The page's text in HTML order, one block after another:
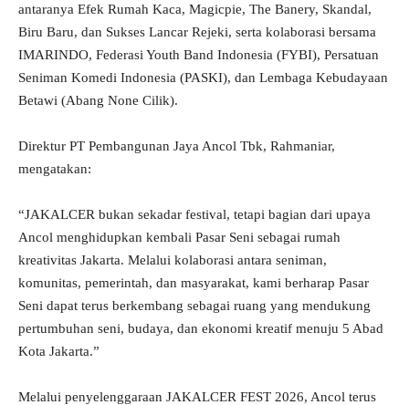
antaranya Efek Rumah Kaca, Magicpie, The Banery, Skandal,
Biru Baru, dan Sukses Lancar Rejeki, serta kolaborasi bersama
IMARINDO, Federasi Youth Band Indonesia (FYBI), Persatuan
Seniman Komedi Indonesia (PASKI), dan Lembaga Kebudayaan
Betawi (Abang None Cilik).
Direktur PT Pembangunan Jaya Ancol Tbk, Rahmaniar,
mengatakan:
“JAKALCER bukan sekadar festival, tetapi bagian dari upaya
Ancol menghidupkan kembali Pasar Seni sebagai rumah
kreativitas Jakarta. Melalui kolaborasi antara seniman,
komunitas, pemerintah, dan masyarakat, kami berharap Pasar
Seni dapat terus berkembang sebagai ruang yang mendukung
pertumbuhan seni, budaya, dan ekonomi kreatif menuju 5 Abad
Kota Jakarta.”
Melalui penyelenggaraan JAKALCER FEST 2026, Ancol terus